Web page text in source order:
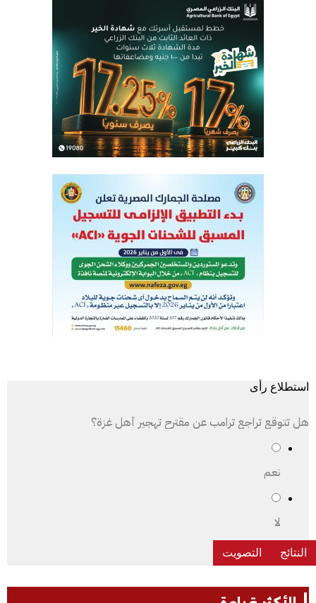
استطلاع رأى
هل تتوقع تراجع ترامب عن مقترح تهجير أهل غزة؟
نعم
لا